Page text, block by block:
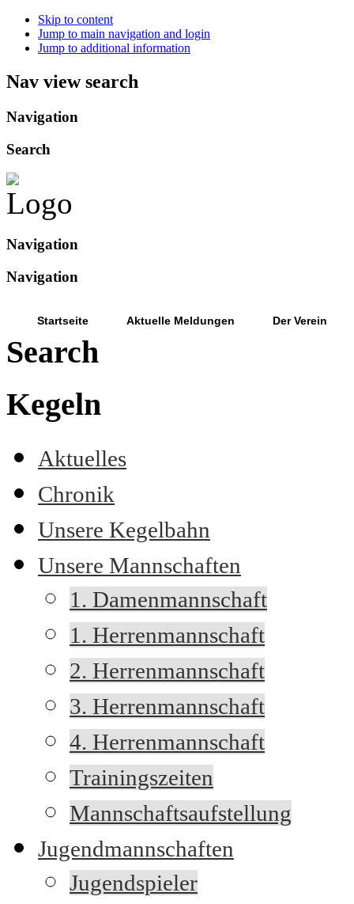
Skip to content
Jump to main navigation and login
Jump to additional information
Nav view search
Navigation
Search
Navigation
Navigation
Startseite Aktuelle Meldungen Der Verein
Search
Kegeln
Aktuelles
Chronik
Unsere Kegelbahn
Unsere Mannschaften
1. Damenmannschaft
1. Herrenmannschaft
2. Herrenmannschaft
3. Herrenmannschaft
4. Herrenmannschaft
Trainingszeiten
Mannschaftsaufstellung
Jugendmannschaften
Jugendspieler